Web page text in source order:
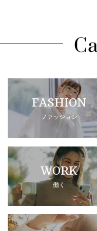
FASHION
ファッション
WORK
働く